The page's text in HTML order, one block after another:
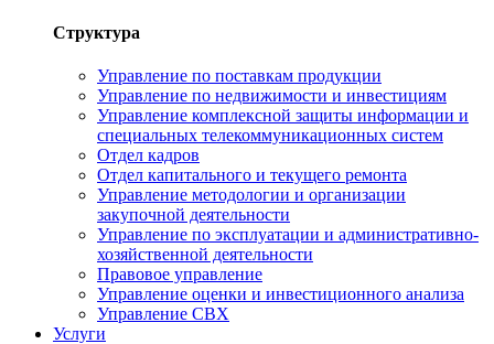
Структура
Управление по поставкам продукции
Управление по недвижимости и инвестициям
Управление комплексной защиты информации и
специальных телекоммуникационных систем
Отдел кадров
Отдел капитального и текущего ремонта
Управление методологии и организации
закупочной деятельности
Управление по эксплуатации и административно-
хозяйственной деятельности
Правовое управление
Управление оценки и инвестиционного анализа
Управление СВХ
Услуги